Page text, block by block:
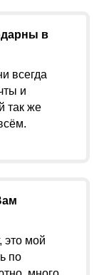
в
всегда
и
так же
это мой
по